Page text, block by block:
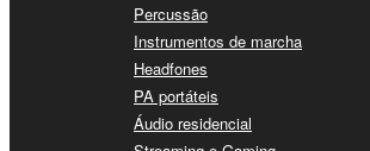
Percussão
Instrumentos de marcha
Headfones
PA portáteis
Áudio residencial